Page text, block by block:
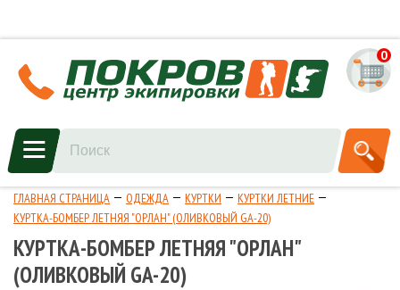
0
ГЛАВНАЯ СТРАНИЦА ОДЕЖДА КУРТКИ
КУРТКИ ЛЕТНИЕ
КУРТКА-БОМБЕР ЛЕТНЯЯ "ОРЛАН" (ОЛИВКОВЫЙ GA-20)
КУРТКА-БОМБЕР ЛЕТНЯЯ "ОРЛАН"
(ОЛИВКОВЫЙ GA-20)